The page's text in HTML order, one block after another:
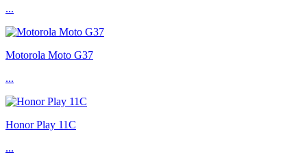
...
Motorola Moto G37
...
Honor Play 11C
...